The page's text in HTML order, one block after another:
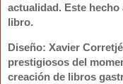
actualidad. Este
libro.
Diseño: Xavier Corretjé
prestigiosos del
creación de libros